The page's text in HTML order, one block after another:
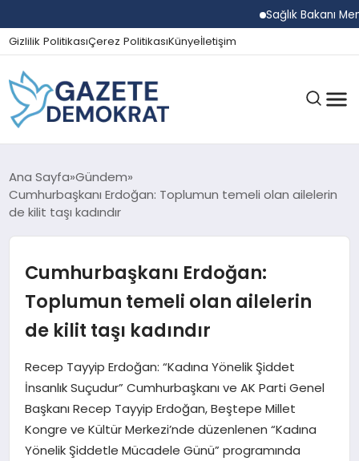
Sağlık Bakanı
Gizlilik PolitikasıÇerez PolitikasıKünyeİletişim
GÜNDEM
EKONOMI
SPOR
SAĞLIK
Ana Sayfa Gündem
Cumhurbaşkanı Erdoğan: Toplumun temeli olan ailelerin
de kilit taşı kadındır
Cumhurbaşkanı Erdoğan:
Toplumun temeli olan ailelerin
de kilit taşı kadındır
Recep Tayyip Erdoğan: “Kadına Yönelik Şiddet
İnsanlık Suçudur” Cumhurbaşkanı ve AK Parti Genel
Başkanı Recep Tayyip Erdoğan, Beştepe Millet
Kongre ve Kültür Merkezi’nde düzenlenen “Kadına
Yönelik Şiddetle Mücadele Günü” programında